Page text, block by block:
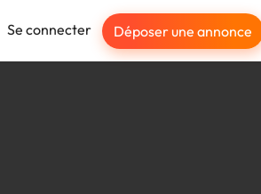
Se connecter Déposer une annonce